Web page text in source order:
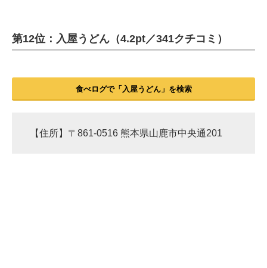
第12位：入屋うどん（4.2pt／341クチコミ）
食べログで「入屋うどん」を検索
【住所】〒861-0516 熊本県山鹿市中央通201